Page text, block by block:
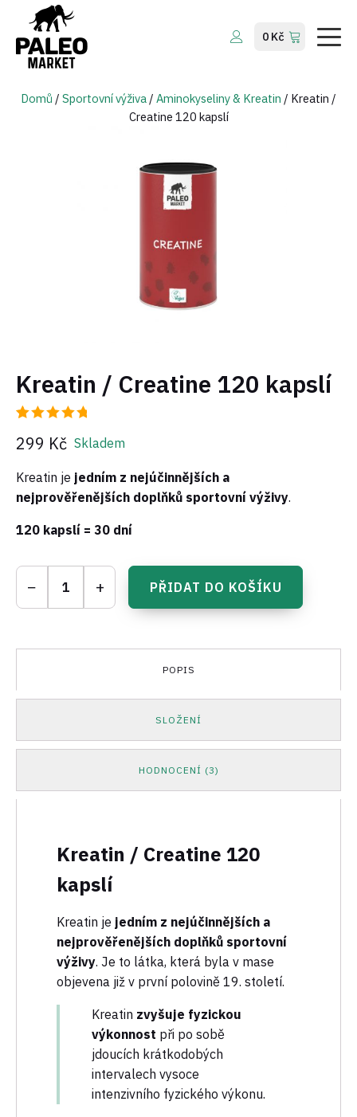
Company
Services
About Us
0 Kč
Domů / Sportovní výživa / Aminokyseliny & Kreatin / Kreatin /
Creatine 120 kapslí
Kreatin / Creatine 120 kapslí
4.67
z 5
hodnocení
zákazníků
299 Kč Skladem
Kreatin je jedním z nejúčinnějších a
nejprověřenějších doplňků sportovní výživy.
120 kapslí = 30 dní
−
120
+ PŘIDAT DO KOŠÍKU
POPIS
SLOŽENÍ
HODNOCENÍ (3)
Kreatin / Creatine 120
kapslí
Kreatin je jedním z nejúčinnějších a
nejprověřenějších doplňků sportovní
výživy. Je to látka, která byla v mase
objevena již v první polovině 19. století.
Kreatin zvyšuje fyzickou
výkonnost při po sobě
jdoucích krátkodobých
intervalech vysoce
intenzivního fyzického výkonu.